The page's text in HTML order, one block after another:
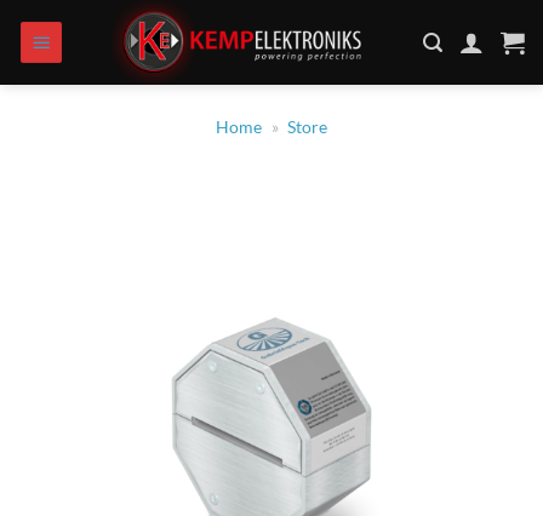
content
Home » Store